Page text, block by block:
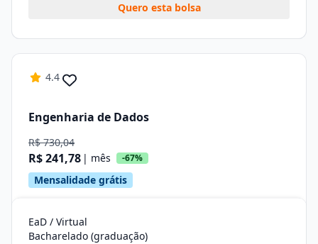
Quero esta bolsa
4.4
Engenharia de Dados
R$ 730,04
R$ 241,78 | mês -67%
Mensalidade grátis
EaD / Virtual
Bacharelado (graduação)